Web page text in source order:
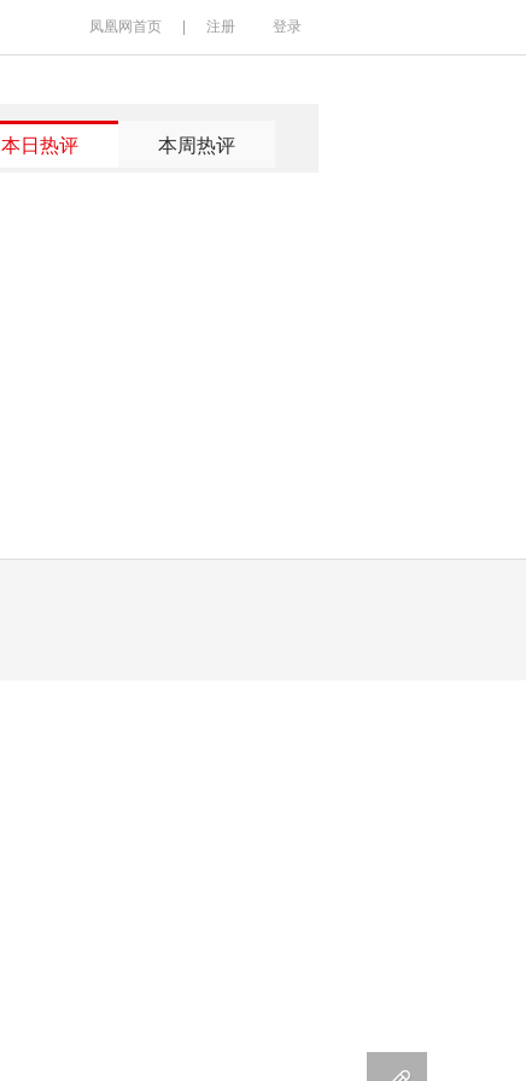
凤凰网首页 注册 登录
本日热评 本周热评